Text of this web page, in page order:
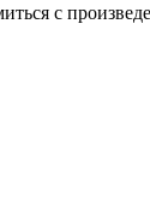
с